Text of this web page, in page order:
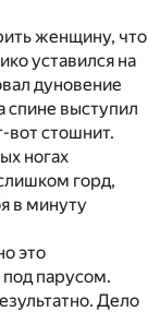
женщину, что
уставился на
дуновение
спине выступил
вот стошнит.
ногах
горд,
в минуту
это
парусом.
Дело